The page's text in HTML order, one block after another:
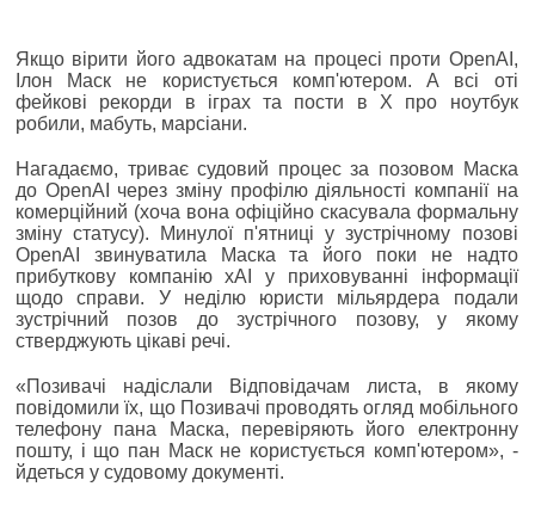
Якщо вірити його адвокатам на процесі проти OpenAI,
Ілон Маск не користується комп'ютером. А всі оті
фейкові рекорди в іграх та пости в X про ноутбук
робили, мабуть, марсіани.
Нагадаємо, триває судовий процес за позовом Маска
до OpenAI через зміну профілю діяльності компанії на
комерційний (хоча вона офіційно скасувала формальну
зміну статусу). Минулої п'ятниці у зустрічному позові
OpenAI звинуватила Маска та його поки не надто
прибуткову компанію xAI у приховуванні інформації
щодо справи. У неділю юристи мільярдера подали
зустрічний позов до зустрічного позову, у якому
стверджують цікаві речі.
«Позивачі надіслали Відповідачам листа, в якому
повідомили їх, що Позивачі проводять огляд мобільного
телефону пана Маска, перевіряють його електронну
пошту, і що пан Маск не користується комп'ютером», -
йдеться у судовому документі.